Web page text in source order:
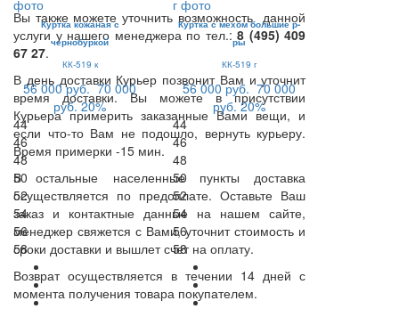
Вы также можете уточнить возможность данной
услуги у нашего менеджера по тел.:8 (495) 409
67 27.
В день доставки Курьер позвонит Вам и уточнит
время доставки. Вы можете в присутствии
Курьера примерить заказанные Вами вещи, и
если что-то Вам не подошло, вернуть курьеру.
Время примерки -15 мин.
В остальные населенные пункты доставка
осуществляется по предоплате. Оставьте Ваш
заказ и контактные данные на нашем сайте,
менеджер свяжется с Вами, уточнит стоимость и
сроки доставки и вышлет счет на оплату.
Возврат осуществляется в течении 14 дней с
момента получения товара покупателем.
Куртка кожаная с
чернобуркой
КК-519 к
56 000 руб. 70 000
руб. 20%
44
46
48
50
52
54
56
58
Куртка с мехом большие р-
ры
КК-519 г
56 000 руб. 70 000
руб. 20%
44
46
48
50
52
54
56
58